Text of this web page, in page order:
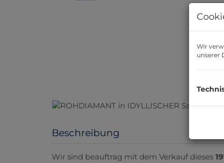
Beschreibung
Wir sind beauftrag mit dem Verkauf dieses
Wir
unserer